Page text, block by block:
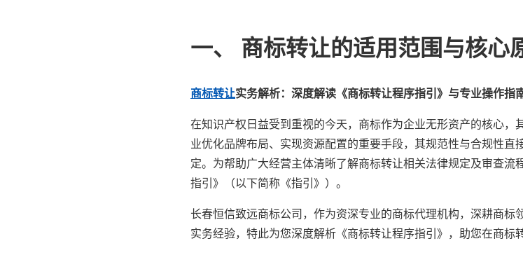
一、 商标转让的适用范围与核心
商标转让实务解析：深度解读《商标转让程序指引》与专业操作指
在知识产权日益受到重视的今天，商标作为企业无形资产的核心，
业优化品牌布局、实现资源配置的重要手段，其规范性与合规性直
定。为帮助广大经营主体清晰了解商标转让相关法律规定及审查
指引》（以下简称《指引》）。
长春恒信致远商标公司，作为资深专业的商标代理机构，深耕商标
实务经验，特此为您深度解析《商标转让程序指引》，助您在商标